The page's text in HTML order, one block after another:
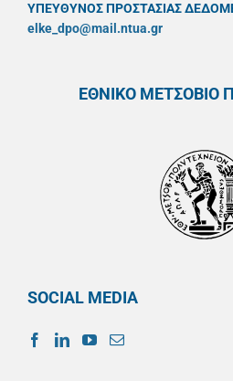
ΥΠΕΥΘYΝΟΣ ΠΡΟΣΤΑΣΙΑΣ
elke_dpo@mail.ntua.gr
ΕΘΝΙΚΟ ΜΕΤΣΟΒΙΟ
SOCIAL MEDIA